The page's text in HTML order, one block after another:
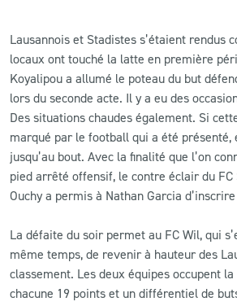
Lausannois et Stadistes s’étaient rendus
locaux ont touché la latte en première
Koyalipou a allumé le poteau du but
lors du seconde acte. Il y a eu des
Des situations chaudes également. Si
marqué par le football qui a été présenté,
jusqu’au bout. Avec la finalité que l’on
pied arrêté offensif, le contre éclair du FC
Ouchy a permis à Nathan Garcia
La défaite du soir permet au FC Wil, qui
même temps, de revenir à hauteur des
classement. Les deux équipes occupent
chacune 19 points et un différentiel de